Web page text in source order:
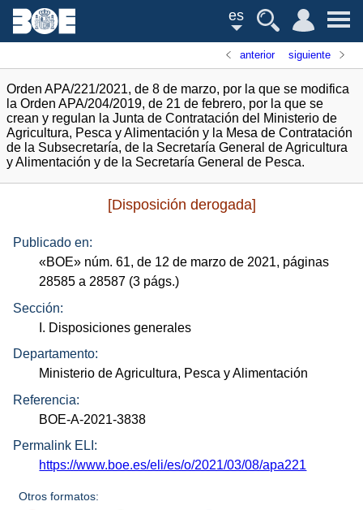
es
anterior siguiente
Orden APA/221/2021, de 8 de marzo, por la que se modifica
la Orden APA/204/2019, de 21 de febrero, por la que se
crean y regulan la Junta de Contratación del Ministerio de
Agricultura, Pesca y Alimentación y la Mesa de Contratación
de la Subsecretaría, de la Secretaría General de Agricultura
y Alimentación y de la Secretaría General de Pesca.
[Disposición derogada]
Publicado en:
«BOE» núm. 61, de 12 de marzo de 2021, páginas
28585 a 28587 (3 págs.)
Sección:
I. Disposiciones generales
Departamento:
Ministerio de Agricultura, Pesca y Alimentación
Referencia:
BOE-A-2021-3838
Permalink ELI:
https://www.boe.es/eli/es/o/2021/03/08/apa221
Otros formatos: